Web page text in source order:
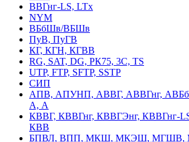
ВВГнг-LS, LTx
NYM
ВБбШв/ВБШв
ПуВ, ПуГВ
КГ, КГН, КГВВ
RG, SAT, DG, РК75, 3С, TS
UTP, FTP, SFTP, SSTP
СИП
АПВ, АПУНП, АВВГ, АВВГнг,
А, А
КВВГ, КВВГнг, КВВГЭнг, КВВГнг-
КВВ
БПВЛ, ВПП, МКШ, МКЭШ, МГШВ,